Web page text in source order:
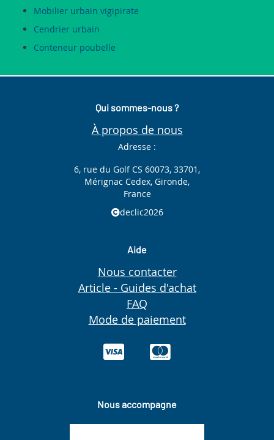
Mobilier urbain vigipirate
Cendrier urbain
Conteneur poubelle
Qui sommes-nous ?
À propos de nous
Adresse :
6, rue du Golf CS 60073, 33701,
Mérignac Cedex, Gironde,
France
declic2026
Aide
Nous contacter
Article - Guides d'achat
FAQ
Mode de paiement
Nous accompagne